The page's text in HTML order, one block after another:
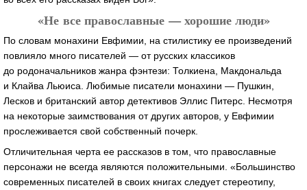
«Не все православные — хорошие люди»
По словам монахини Евфимии, на стилистику ее произведений
повлияло много писателей — от русских классиков
до родоначальников жанра фэнтези: Толкиена, Макдональда
и Клайва Льюиса. Любимые писатели монахини — Пушкин,
Лесков и британский автор детективов Эллис Питерс. Несмотря
на некоторые заимствования от других авторов, у Евфимии
прослеживается свой собственный почерк.
Отличительная черта ее рассказов в том, что православные
персонажи не всегда являются положительными. «Большинство
современных писателей в своих книгах следует стереотипу,